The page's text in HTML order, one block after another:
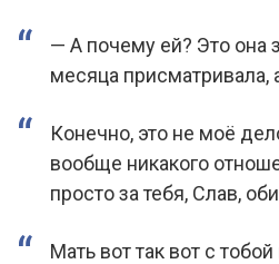
— А почему ей? Это она
месяца присматривала,
Конечно, это не моё
вообще никакого
просто за тебя, Слав,
Мать вот так вот с